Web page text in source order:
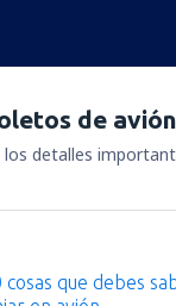
de avión
detalles
cosas que debes